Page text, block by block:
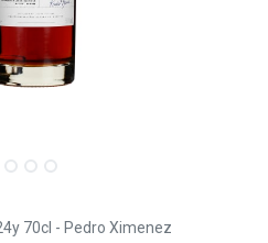
70cl - Pedro Ximenez